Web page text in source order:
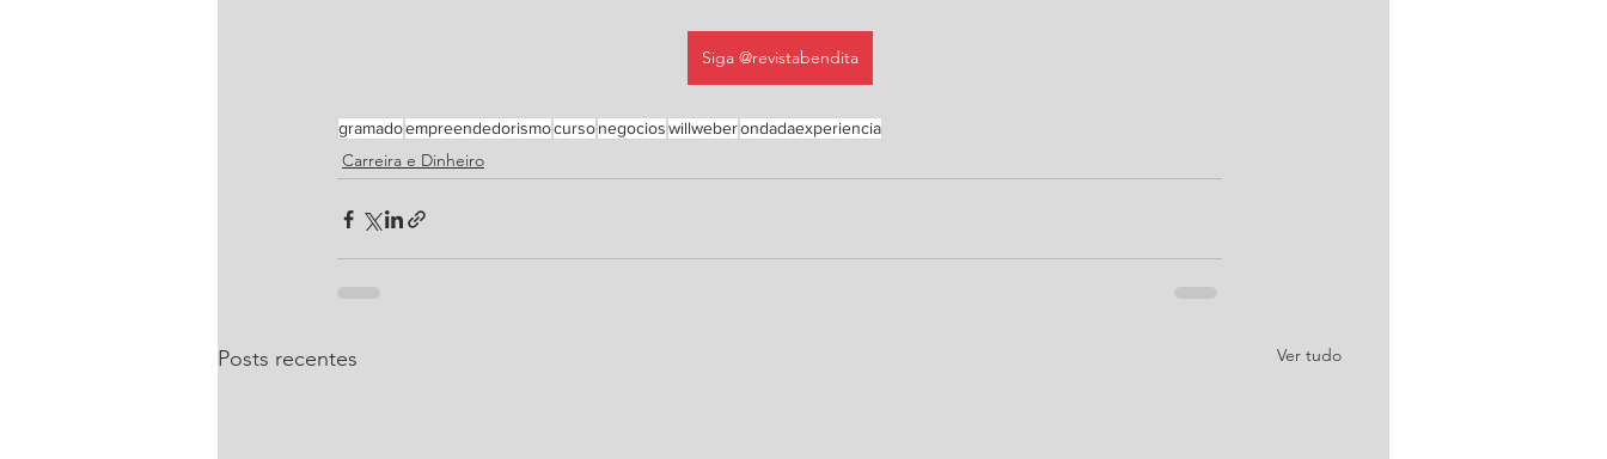
Siga @revistabendita
gramadoempreendedorismocursonegocioswillweberondadaexperiencia
Carreira e Dinheiro
Posts recentes Ver tudo